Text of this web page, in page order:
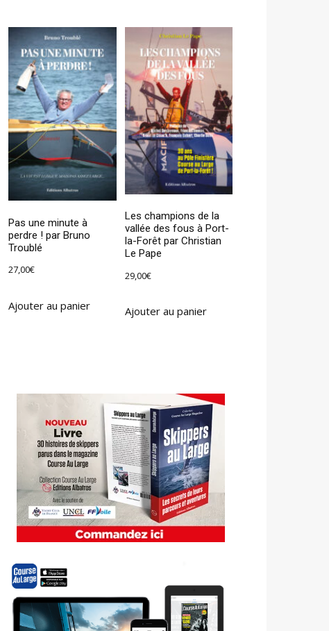
Pas une minute à
perdre ! par Bruno
Troublé
27,00€
Ajouter au panier
Les champions de la
vallée des fous à Port-
la-Forêt par Christian
Le Pape
29,00€
Ajouter au panier